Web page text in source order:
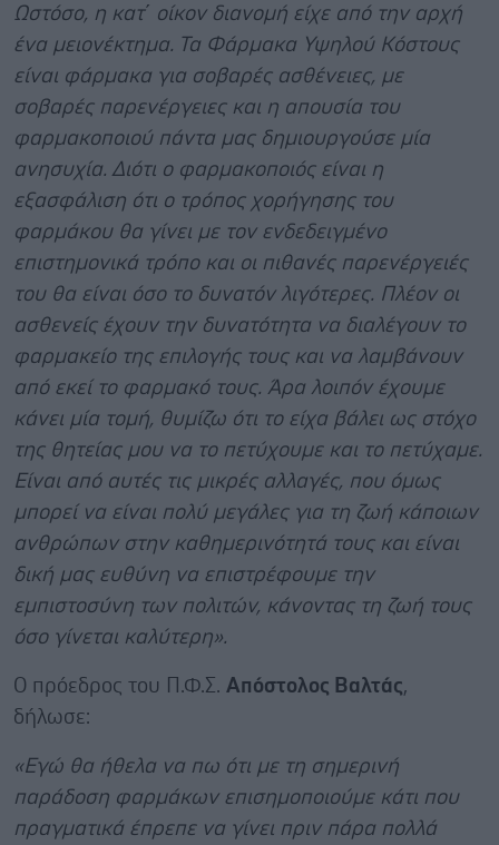
Ωστόσο, η κατ΄ οίκον διανομή είχε από την αρχή
ένα μειονέκτημα. Τα Φάρμακα Υψηλού Κόστους
είναι φάρμακα για σοβαρές ασθένειες, με
σοβαρές παρενέργειες και η απουσία του
φαρμακοποιού πάντα μας δημιουργούσε μία
ανησυχία. Διότι ο φαρμακοποιός είναι η
εξασφάλιση ότι ο τρόπος χορήγησης του
φαρμάκου θα γίνει με τον ενδεδειγμένο
επιστημονικά τρόπο και οι πιθανές παρενέργειές
του θα είναι όσο το δυνατόν λιγότερες. Πλέον οι
ασθενείς έχουν την δυνατότητα να διαλέγουν το
φαρμακείο της επιλογής τους και να λαμβάνουν
από εκεί το φαρμακό τους. Άρα λοιπόν έχουμε
κάνει μία τομή, θυμίζω ότι το είχα βάλει ως στόχο
της θητείας μου να το πετύχουμε και το πετύχαμε.
Είναι από αυτές τις μικρές αλλαγές, που όμως
μπορεί να είναι πολύ μεγάλες για τη ζωή κάποιων
ανθρώπων στην καθημερινότητά τους και είναι
δική μας ευθύνη να επιστρέφουμε την
εμπιστοσύνη των πολιτών, κάνοντας τη ζωή τους
όσο γίνεται καλύτερη».
Ο πρόεδρος του Π.Φ.Σ. Απόστολος Βαλτάς,
δήλωσε:
«Εγώ θα ήθελα να πω ότι με τη σημερινή
παράδοση φαρμάκων επισημοποιούμε κάτι που
πραγματικά έπρεπε να γίνει πριν πάρα πολλά